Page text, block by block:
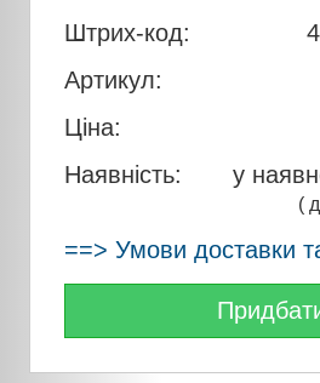
Штрих-код:
Артикул:
Ціна:
Наявність:
у
(
==> Умови доставки